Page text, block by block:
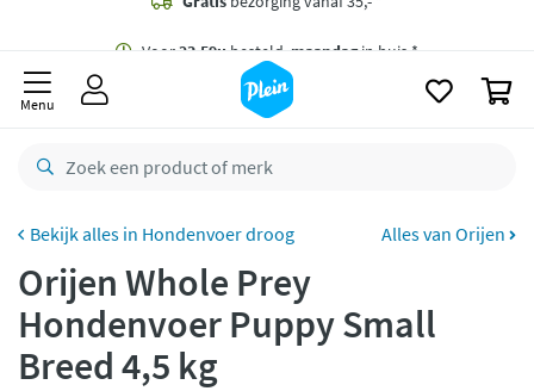
besteld,maandag
retourneren
CO2 neutraal
Betaal met Klarna
Menu
Hondenvoer droog Alles van Orijen
Orijen Whole Prey
Hondenvoer Puppy Small
Breed 4,5 kg